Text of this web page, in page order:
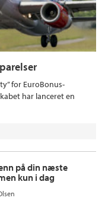
for EuroBonus-
har lanceret en
på din næste
kun i dag